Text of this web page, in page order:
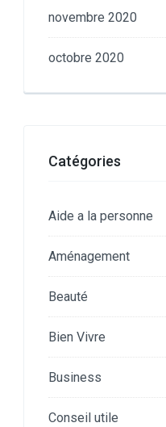
novembre 2020
octobre 2020
Catégories
Aide a la personne
Aménagement
Beauté
Bien Vivre
Business
Conseil utile